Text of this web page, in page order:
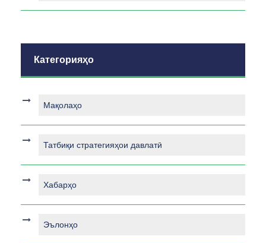
Категорияҳо
Мақолаҳо
Татбиқи стратегияҳои давлатӣ
Хабарҳо
Эълонҳо